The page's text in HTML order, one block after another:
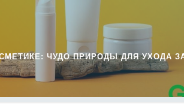
ЧУДО ПРИРОДЫ ДЛЯ УХОДА